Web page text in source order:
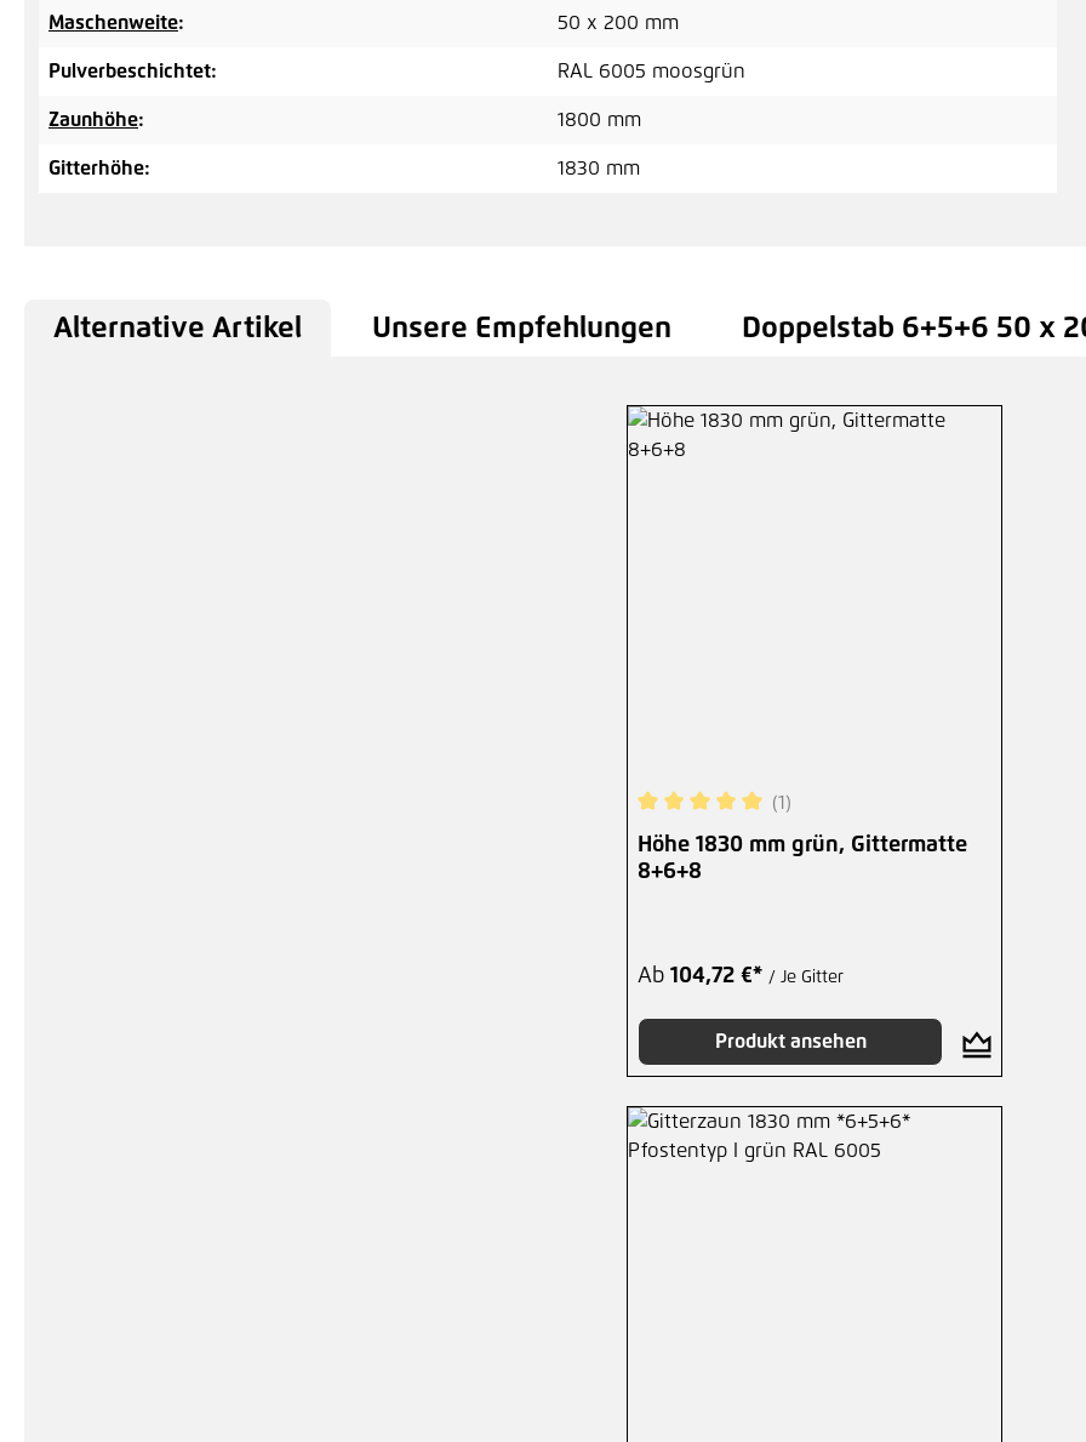
Maschenweite: 50 x 200 mm
Pulverbeschichtet: RAL 6005 moosgrün
Zaunhöhe: 1800 mm
Gitterhöhe: 1830 mm
Alternative Artikel Unsere Empfehlungen Doppelstab 6+5+6 50 x
Durchschnittliche Bewertung von 5 von 5
(1)
Höhe 1830 mm grün, Gittermatte
8+6+8
Ab 104,72 €* / Je Gitter
Produkt ansehen